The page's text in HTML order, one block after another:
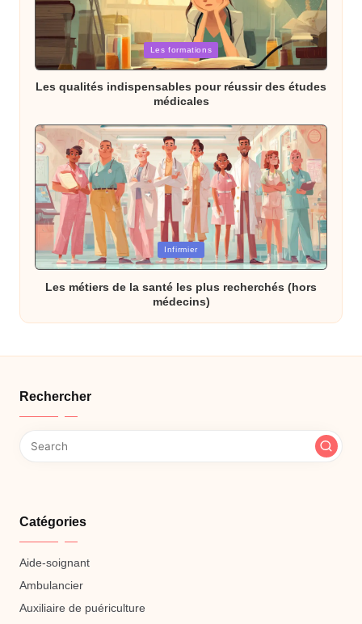
Posted
in
Les formations
Les qualités indispensables pour réussir des études
médicales
Posted
in
Infirmier
Les métiers de la santé les plus recherchés (hors
médecins)
Rechercher
Catégories
Aide-soignant
Ambulancier
Auxiliaire de puériculture